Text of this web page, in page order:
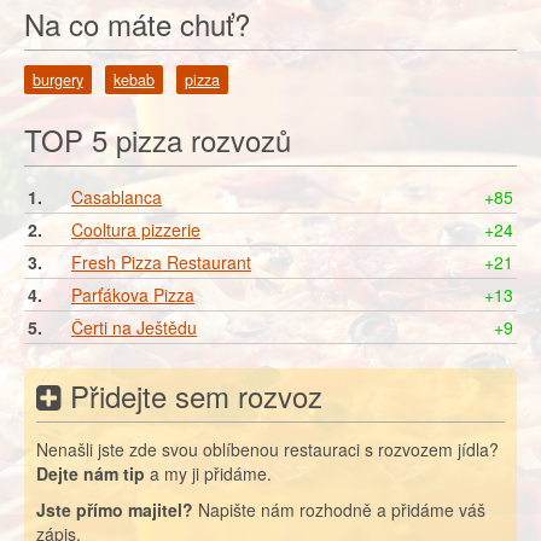
Na co máte chuť?
burgery kebab pizza
TOP 5 pizza rozvozů
1. Casablanca
+85
2.
Cooltura pizzerie
+24
3.
Fresh Pizza Restaurant
+21
4.
Parťákova Pizza
+13
5.
Čerti na Ještědu +9
Přidejte sem rozvoz
Nenašli jste zde svou oblíbenou restauraci s rozvozem jídla?
Dejte nám tip a my ji přidáme.
Jste přímo majitel? Napište nám rozhodně a přidáme váš
zápis.